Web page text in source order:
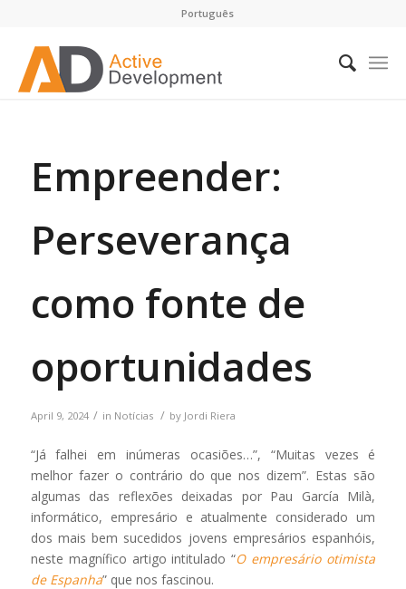
Português
Empreender:
Perseverança
como fonte de
oportunidades
April 9, 2024 / in Notícias / by Jordi Riera
“Já falhei em inúmeras ocasiões…”, “Muitas vezes é
melhor fazer o contrário do que nos dizem”. Estas são
algumas das reflexões deixadas por Pau García Milà,
informático, empresário e atualmente considerado um
dos mais bem sucedidos jovens empresários espanhóis,
neste magnífico artigo intitulado “O empresário otimista
de Espanha” que nos fascinou.